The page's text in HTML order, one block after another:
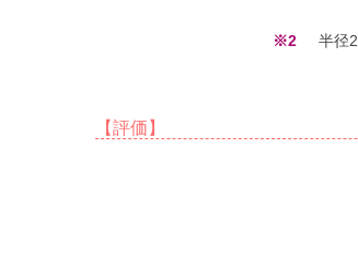
※2 半径
【評価】